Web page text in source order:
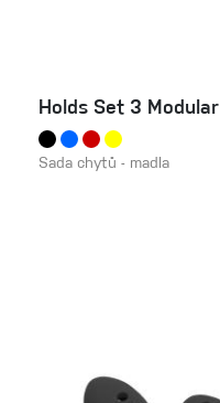
Holds Set 3 Modular
Sada chytů - madla